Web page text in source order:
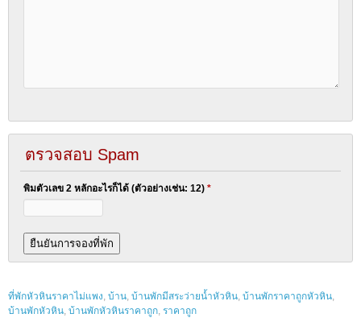
ตรวจสอบ Spam
พิมตัวเลข 2 หลักอะไรก็ได้ (ตัวอย่างเช่น: 12) *
ที่พักหัวหินราคาไม่แพง, บ้าน, บ้านพักมีสระว่ายน้ำหัวหิน, บ้านพักราคาถูกหัวหิน,
บ้านพักหัวหิน, บ้านพักหัวหินราคาถูก, ราคาถูก